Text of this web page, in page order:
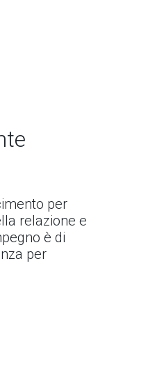
per
relazione e
è di
per